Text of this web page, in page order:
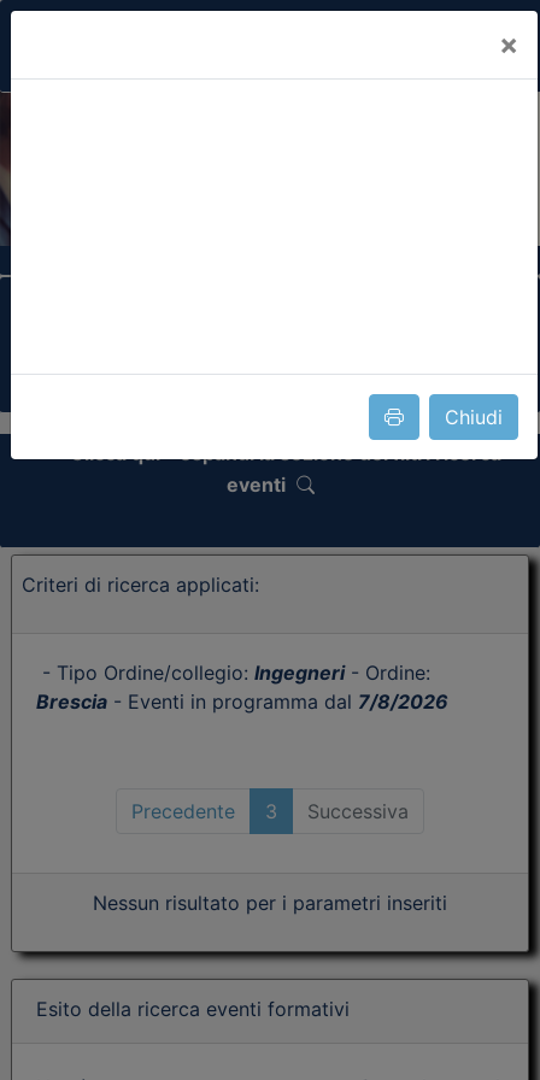
×
Chiudi
Collegi Professionali
Clicca qui - espandi la sezione dei filtri ricerca
eventi
Criteri di ricerca applicati:
- Tipo Ordine/collegio: Ingegneri- Ordine:
Brescia - Eventi in programma dal 7/8/2026
Precedente 3 Successiva
Nessun risultato per i parametri inseriti
Esito della ricerca eventi formativi